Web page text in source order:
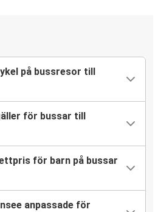
på bussresor till
för bussar till
för barn på bussar
anpassade för